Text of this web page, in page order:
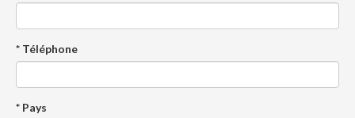
* Téléphone
* Pays